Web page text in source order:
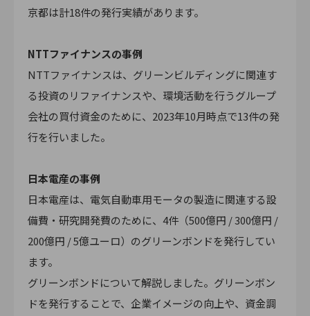
京都は計18件の発行実績があります。
NTTファイナンスの事例
NTTファイナンスは、グリーンビルディングに関連す
る投資のリファイナンスや、環境活動を行うグループ
会社の買付資金のために、2023年10月時点で13件の発
行を行いました。
日本電産の事例
日本電産は、電気自動車用モータの製造に関連する設
備費・研究開発費のために、4件（500億円 / 300億円 /
200億円 / 5億ユーロ）のグリーンボンドを発行してい
ます。
グリーンボンドについて解説しました。グリーンボン
ドを発行することで、企業イメージの向上や、資金調